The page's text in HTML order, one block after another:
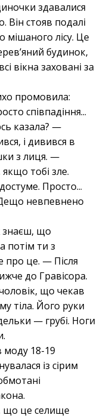
здавалися
стояв подалі
мішаного лісу. Це
будинок,
вікна заховані за
промовила:
співпадіння...
казала? —
і дивився в
з лиця. —
тобі зле.
Просто...
невпевнено
знаєш, що
потім ти з
про це. — Після
до Гравісора.
що чекав
тіла. Його руки
— грубі. Ноги
моду 18-19
із сірим
що це селище